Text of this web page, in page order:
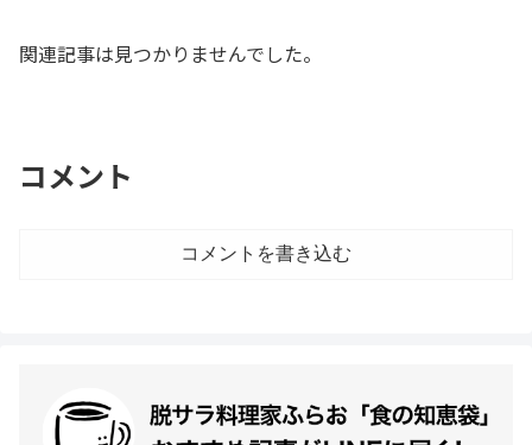
関連記事は見つかりませんでした。
コメント
コメントを書き込む